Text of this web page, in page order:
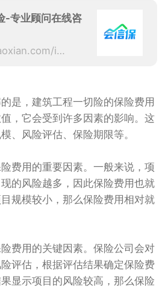
-专业顾问在线咨
https://app.hxbaoxian.com/insurance?p=1&l=20&t=5&c=0&sourceType=web
是，建筑工程一切险的保险费用
，它会受到许多因素的影响。这
、风险评估、保险期限等。
费用的重要因素。一般来说，项
的风险越多，因此保险费用也就
规模较小，那么保险费用相对就
费用的关键因素。保险公司会对
评估，根据评估结果确定保险费
显示项目的风险较高，那么保险